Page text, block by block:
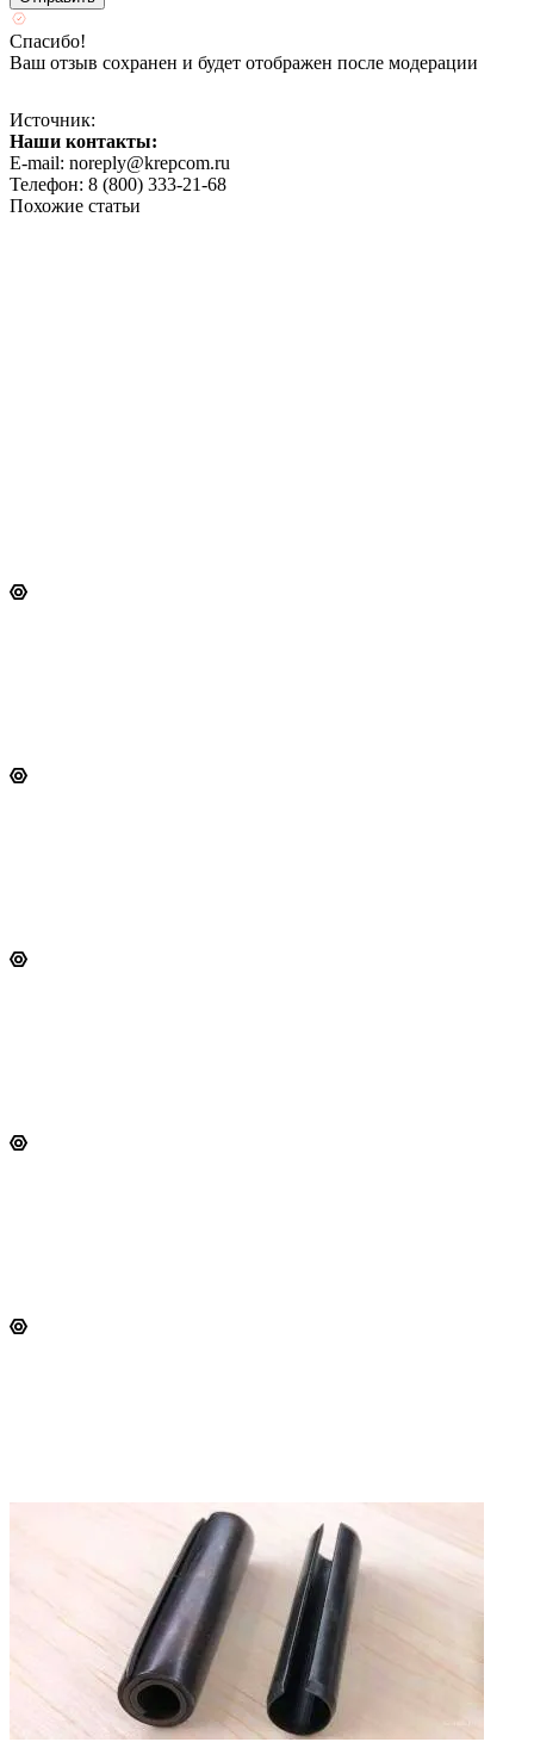
Спасибо!
Ваш отзыв сохранен и будет отображен после модерации
Источник:
Наши контакты:
E-mail: noreply@krepcom.ru
Телефон: 8 (800) 333-21-68
Похожие статьи